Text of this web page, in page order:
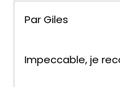
ParGiles
Impeccable, je